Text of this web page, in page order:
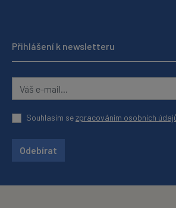
Přihlášení k newsletteru
Souhlasím sezpracováním osobních
Odebírat